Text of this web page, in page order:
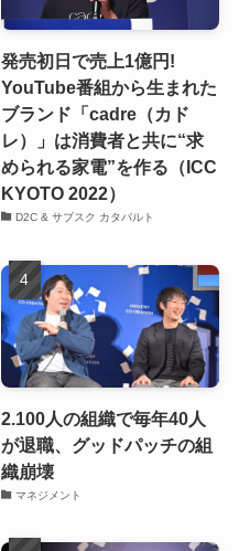
発売初日で売上1億円!
YouTube番組から生まれた
ブランド「cadre（カド
レ）」は消費者と共に“求
められる家電”を作る（ICC
KYOTO 2022）
D2C & サブスク カタパルト
2.100人の組織で毎年40人
が退職、グッドパッチの組
織崩壊
マネジメント